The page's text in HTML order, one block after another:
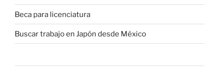
Beca para licenciatura
Buscar trabajo en Japón desde México